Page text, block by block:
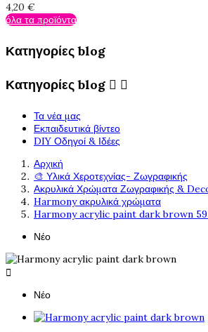
4,20 €
όλα τα προϊόντα
Κατηγορίες blog
Κατηγορίες blog  
Τα νέα μας
Εκπαιδευτικά βίντεο
DIY Οδηγοί & Ιδέες
Αρχική
🎨 Υλικά Χεροτεχνίας- Ζωγραφικής
Ακρυλικά Χρώματα Ζωγραφικής &
Harmony ακρυλικά χρώματα
Harmony acrylic paint dark brown
Νέο

Νέο